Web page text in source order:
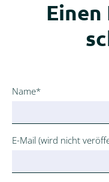
Pflichtfeld
Name*
Pflichtfeld
E-Mail (wird nicht